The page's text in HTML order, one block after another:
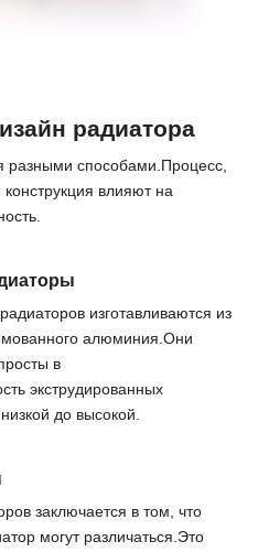
радиатора
разными способами.Процесс,
влияют на
изготавливаются из
алюминия.Они
в
экструдированных
до высокой.
заключается в том, что
могут различаться.Это